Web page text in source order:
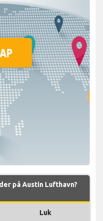
på Austin Lufthavn?
Luk